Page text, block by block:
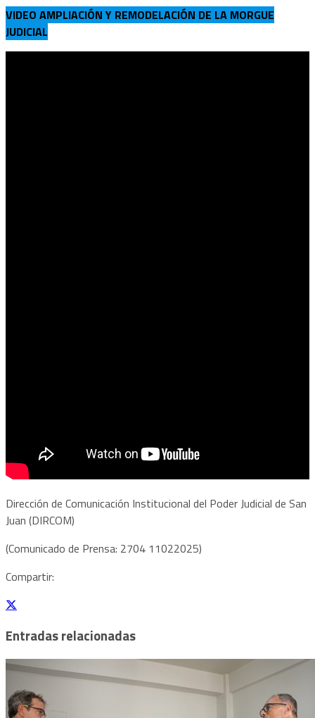
VIDEO AMPLIACIÓN Y REMODELACIÓN DE LA MORGUE
JUDICIAL
Dirección de Comunicación Institucional del Poder Judicial de San
Juan (DIRCOM)
(Comunicado de Prensa: 2704 11022025)
Compartir:
Entradas relacionadas